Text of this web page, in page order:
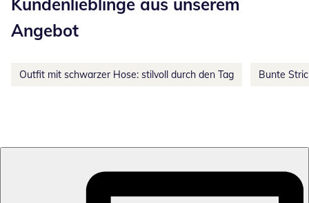
Angebot
Outfit mit schwarzer Hose: stilvoll durch den Tag Bunte